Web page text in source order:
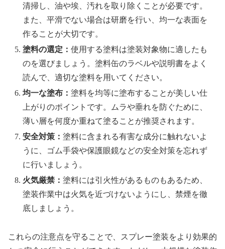
清掃し、油や埃、汚れを取り除くことが必要です。
また、平滑でない場合は研磨を行い、均一な表面を
作ることが大切です。
塗料の選定：使用する塗料は塗装対象物に適したも
のを選びましょう。塗料缶のラベルや説明書をよく
読んで、適切な塗料を用いてください。
均一な塗布：塗料を均等に塗布することが美しい仕
上がりのポイントです。ムラや垂れを防ぐために、
薄い層を何度か重ねて塗ることが推奨されます。
安全対策：塗料に含まれる有害な成分に触れないよ
うに、ゴム手袋や保護眼鏡などの安全対策を忘れず
に行いましょう。
火気厳禁：塗料には引火性があるものもあるため、
塗装作業中は火気を近づけないようにし、禁煙を徹
底しましょう。
これらの注意点を守ることで、スプレー塗装をより効果的